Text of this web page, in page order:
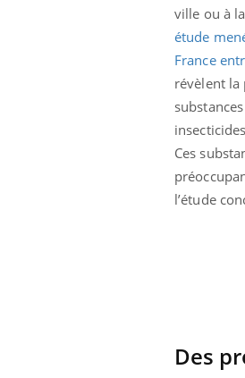
ville ou à
étude
France
révèlent la
Ces
l’étude
Des